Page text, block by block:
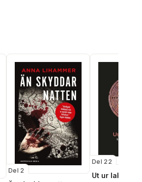
Del 2
Del 22
Ut ur